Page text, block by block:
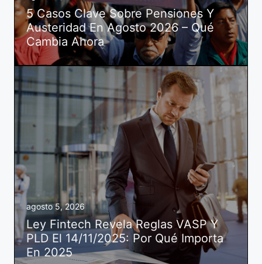
5 Casos Clave Sobre Pensiones Y
Austeridad En Agosto 2026 – Qué
Cambia Ahora
agosto 5, 2026
Ley Fintech Revela Reglas VASP Y
PLD El 14/11/2025: Por Qué Importa
En 2025